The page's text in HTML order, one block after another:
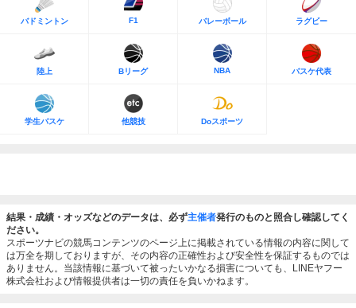
バドミントン F1 バレーボール ラグビー
陸上 Bリーグ NBA バスケ代表
学生バスケ 他競技 Doスポーツ
結果・成績・オッズなどのデータは、必ず主催者発行のものと照合し確認してく
ださい。
スポーツナビの競馬コンテンツのページ上に掲載されている情報の内容に関して
は万全を期しておりますが、その内容の正確性および安全性を保証するものでは
ありません。当該情報に基づいて被ったいかなる損害についても、LINEヤフー
株式会社および情報提供者は一切の責任を負いかねます。